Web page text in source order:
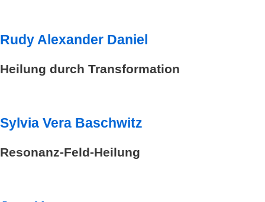
Rudy Alexander Daniel
Heilung durch Transformation
Sylvia Vera Baschwitz
Resonanz-Feld-Heilung